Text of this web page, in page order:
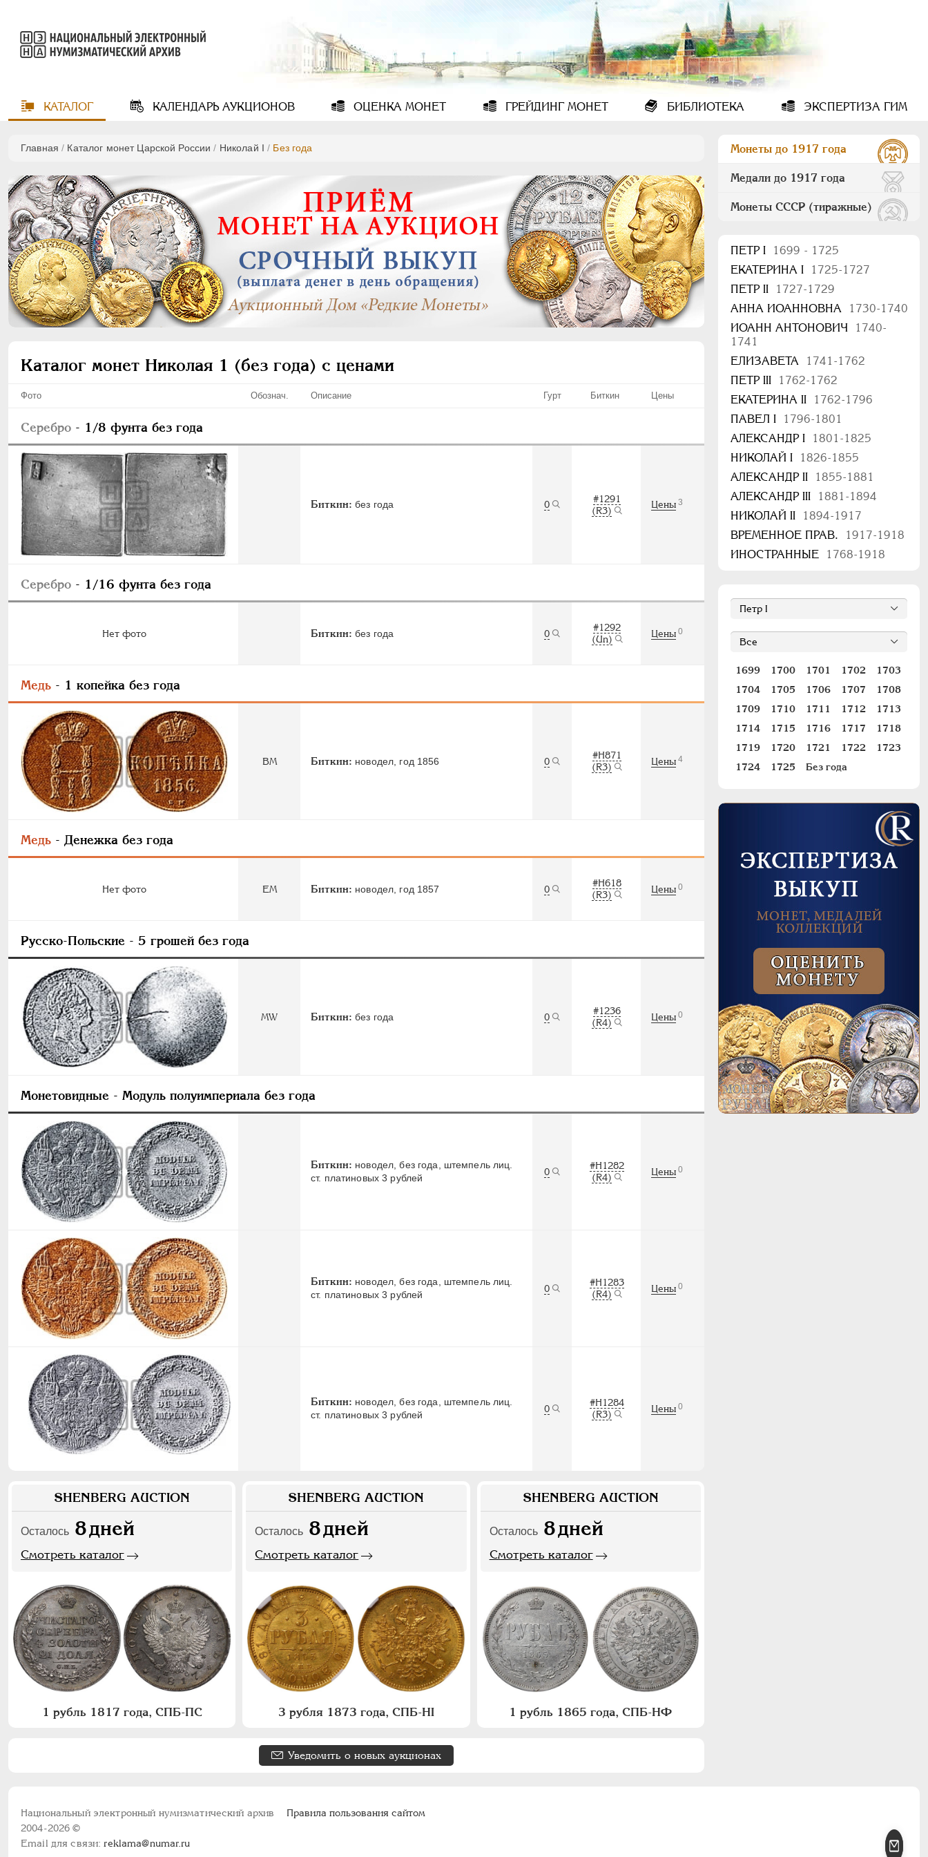
КАТАЛОГ КАЛЕНДАРЬАУКЦИОНОВ ОЦЕНКА МОНЕТ ГРЕЙДИНГМОНЕТ БИБЛИОТЕКА ЭКСПЕРТИЗА ГИМ
Главная / Каталог монет Царской России / Николай I / Без года
Каталог монет Николая 1 (без года) с ценами
Фото Обознач. Описание Гурт Биткин Цены
Серебро - 1/8 фунта без года
Биткин: без года 0
#1291
(R3)
Цены 3
Серебро - 1/16 фунта без года
Нет фото Биткин: без года 0
#1292
(Un)
Цены 0
Медь - 1 копейка без года
ВМ Биткин: новодел, год 1856 0
#Н871
(R3)
Цены 4
Медь - Денежка без года
Нет фото ЕМ Биткин: новодел, год 1857 0
#Н618
(R3)
Цены 0
Русско-Польские - 5 грошей без года
МW Биткин: без года 0
#1236
(R4)
Цены 0
Монетовидные - Модуль полуимпериала без года
Биткин: новодел, без года, штемпель лиц.
ст. платиновых 3 рублей
0
#Н1282
(R4)
Цены 0
Биткин: новодел, без года, штемпель лиц.
ст. платиновых 3 рублей
0
#Н1283
(R4)
Цены 0
Биткин: новодел, без года, штемпель лиц.
ст. платиновых 3 рублей
0
#Н1284
(R3)
Цены 0
SHENBERG AUCTION
Осталось 8дней
Смотреть каталог
1 рубль 1817 года, СПБ-ПС
SHENBERG AUCTION
Осталось 8дней
Смотреть каталог
3 рубля 1873 года, СПБ-НI
SHENBERG AUCTION
Осталось 8дней
Смотреть каталог
1 рубль 1865 года, СПБ-НФ
Уведомить о новых аукционах
Монеты до 1917 года
Медали до 1917 года
Монеты СССР (тиражные)
ПEТР I
1699 - 1725
ЕКАТЕРИНА I
1725-1727
ПЕТР II
1727-1729
АННА ИОАННОВНА
1730-1740
ИОАНН АНТОНОВИЧ
1740-
1741
ЕЛИЗАВЕТА
1741-1762
ПЕТР III
1762-1762
ЕКАТЕРИНА II
1762-1796
ПАВЕЛ I
1796-1801
АЛЕКСАНДР I
1801-1825
НИКОЛАЙ I
1826-1855
АЛЕКСАНДР II
1855-1881
АЛЕКСАНДР III
1881-1894
НИКОЛАЙ II
1894-1917
ВРЕМЕННОЕ ПРАВ.
1917-1918
ИНОСТРАННЫЕ
1768-1918
1699 1700 1701 1702
1703
1704
1705 1706 1707
1708
1709
1710 1711 1712
1713
1714
1715 1716 1717
1718
1719
1720 1721 1722
1723
1724
1725 Без года
Национальный электронный нумизматический архив
2004-2026 ©
Email для связи:reklama@numar.ru
Правила пользования сайтом